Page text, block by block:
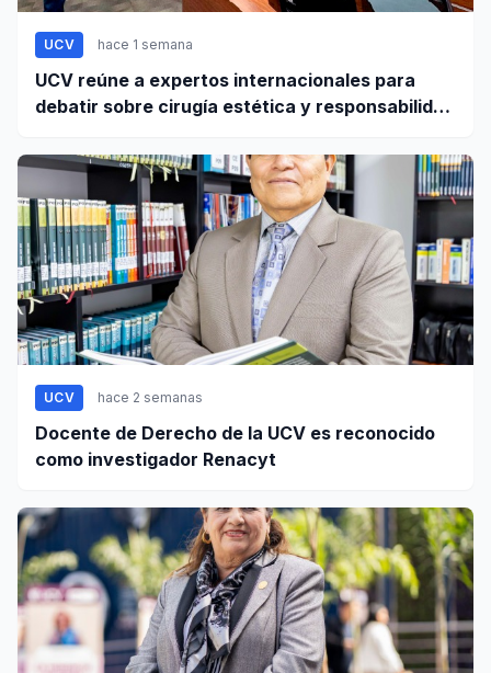
UCV hace 1 semana
UCV reúne a expertos internacionales para
debatir sobre cirugía estética y responsabilidad
UCV hace 2 semanas
Docente de Derecho de la UCV es reconocido
como investigador Renacyt